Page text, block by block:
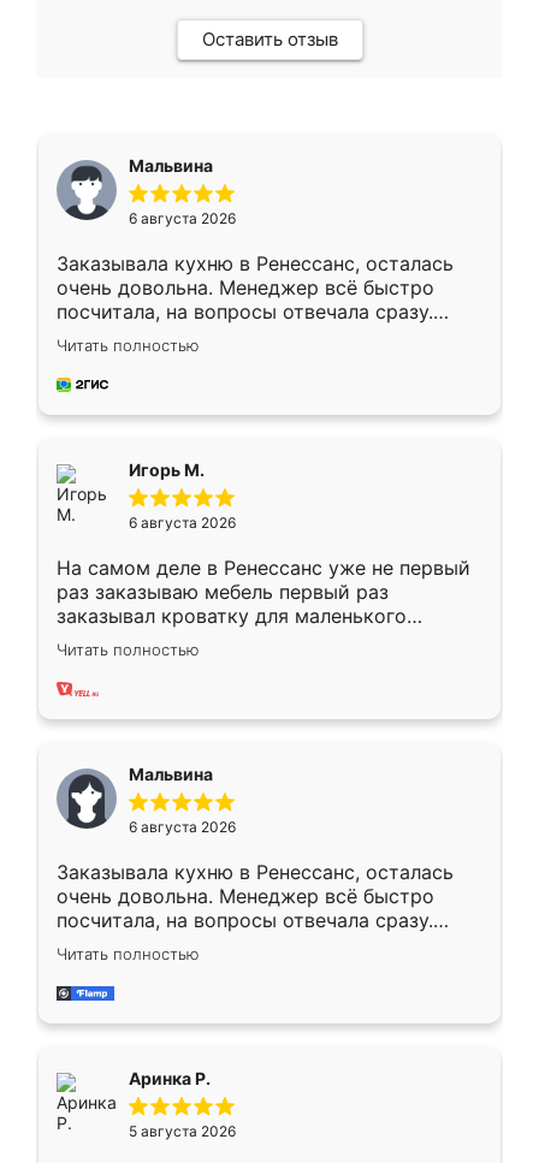
Оставить отзыв
Мальвина
6 августа 2026
Заказывала кухню в Ренессанс, осталась
очень довольна. Менеджер всё быстро
посчитала, на вопросы отвечала сразу.
Замерщик приехал в субботу, подошёл к
делу со всей ответственностью. Собрали
за день, ребята работали аккуратно, даже
Читать полностью
Игорь М.
6 августа 2026
На самом деле в Ренессанс уже не первый
раз заказываю мебель первый раз
заказывал кроватку для маленького
ребёнка при его рождении ,во второй раз
заказал шкаф-купе. По качеству очень
хорошее сборка достаточно быстрая,
меньше, здесь же он более разнообразный.
Мне нравится ,если что-то потребуется из
мебели буду заказывать только здесь.
Читать полностью
Мальвина
6 августа 2026
Заказывала кухню в Ренессанс, осталась
очень довольна. Менеджер всё быстро
посчитала, на вопросы отвечала сразу.
Замерщик приехал в субботу, подошёл к
делу со всей ответственностью. Собрали
за день, ребята работали аккуратно, даже
Читать полностью
Аринка Р.
5 августа 2026